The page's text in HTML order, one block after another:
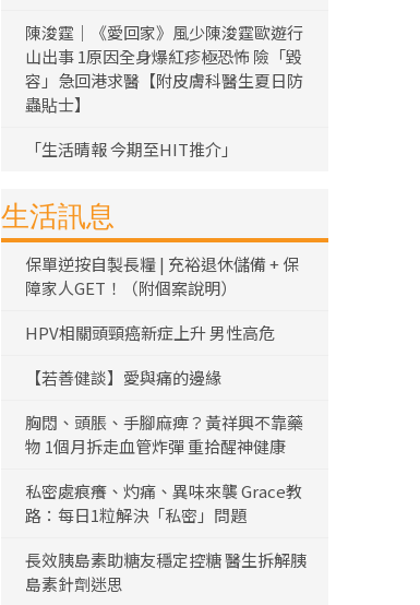
陳浚霆｜《愛回家》風少陳浚霆歐遊行
山出事 1原因全身爆紅疹極恐怖 險「毀
容」急回港求醫【附皮膚科醫生夏日防
蟲貼士】
「生活晴報 今期至HIT推介」
生活訊息
保單逆按自製長糧 | 充裕退休儲備 + 保
障家人GET！（附個案說明）
HPV相關頭頸癌新症上升 男性高危
【若善健談】愛與痛的邊緣
胸悶、頭脹、手腳麻痺？黃祥興不靠藥
物 1個月拆走血管炸彈 重拾醒神健康
私密處痕癢、灼痛、異味來襲 Grace教
路：每日1粒解決「私密」問題
長效胰島素助糖友穩定控糖 醫生拆解胰
島素針劑迷思